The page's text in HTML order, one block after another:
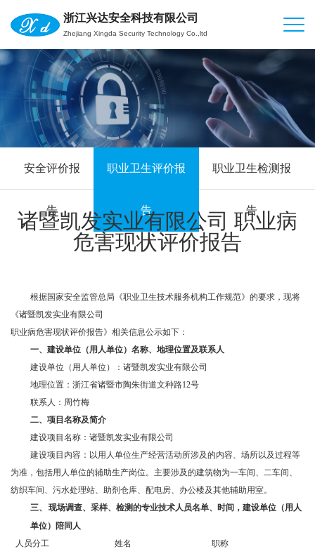
浙江兴达安全科技有限公司
Zhejiang Xingda Security Technology Co.,ltd
安全评价报
告
职业卫生评价报
告
职业卫生检测报
告
诸暨凯发实业有限公司 职业病
危害现状评价报告
根据国家安全监管总局《职业卫生技术服务机构工作规范》的要求，现将
《诸暨凯发实业有限公司
职业病危害现状评价报告》相关信息公示如下：
一、 建设单位（用人单位）名称、地理位置及联系人
建设单位（用人单位）：诸暨凯发实业有限公司
地理位置：浙江省诸暨市陶朱街道文种路12号
联系人：周竹梅
二、 项目名称及简介
建设项目名称：诸暨凯发实业有限公司
建设项目内容：以用人单位生产经营活动所涉及的内容、场所以及过程等
为准，包括用人单位的辅助生产岗位。主要涉及的建筑物为一车间、二车间、
纺织车间、污水处理站、助剂仓库、配电房、办公楼及其他辅助用室。
三、
现场调查、采样、检测的专业技术人员名单、时间，建设单位（用人
单位）陪同人
人员分工
姓名
职称